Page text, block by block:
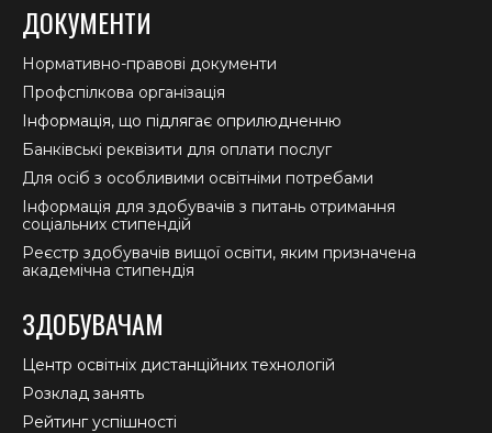
ДОКУМЕНТИ
Нормативно-правові документи
Профспілкова організація
Інформація, що підлягає оприлюдненню
Банківські реквізити для оплати послуг
Для осіб з особливими освітніми потребами
Інформація для здобувачів з питань отримання
соціальних стипендій
Реєстр здобувачів вищої освіти, яким призначена
академічна стипендія
ЗДОБУВАЧАМ
Центр освітніх дистанційних технологій
Розклад занять
Рейтинг успішності